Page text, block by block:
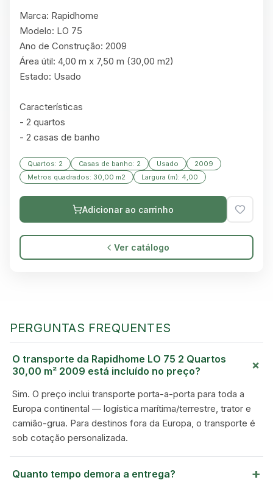
GREEN VILLAGE
Marca: Rapidhome
Modelo: LO 75
Ano de Construção: 2009
Área útil: 4,00 m x 7,50 m (30,00 m2)
Estado: Usado
Características
- 2 quartos
- 2 casas de banho
Quartos: 2 Casas de banho: 2 Usado
2009
Metros quadrados: 30,00 m2
Largura (m): 4,00
Adicionar ao carrinho
Ver catálogo
PERGUNTAS FREQUENTES
O transporte da Rapidhome LO 75 2 Quartos
30,00 m² 2009 está incluído no preço?
+
Sim. O preço inclui transporte porta-a-porta para toda a
Europa continental — logística marítima/terrestre, trator e
camião-grua. Para destinos fora da Europa, o transporte é
sob cotação personalizada.
Quanto tempo demora a entrega? +